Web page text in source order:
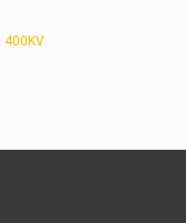
400KV